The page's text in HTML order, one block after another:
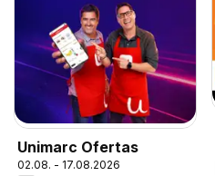
Unimarc Ofertas
02.08. - 17.08.2026